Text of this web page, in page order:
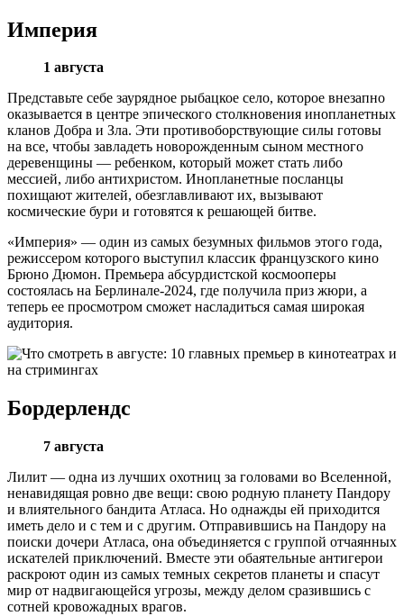
Империя
1 августа
Представьте себе заурядное рыбацкое село, которое внезапно
оказывается в центре эпического столкновения инопланетных
кланов Добра и Зла. Эти противоборствующие силы готовы
на все, чтобы завладеть новорожденным сыном местного
деревенщины — ребенком, который может стать либо
мессией, либо антихристом. Инопланетные посланцы
похищают жителей, обезглавливают их, вызывают
космические бури и готовятся к решающей битве.
«Империя» — один из самых безумных фильмов этого года,
режиссером которого выступил классик французского кино
Брюно Дюмон. Премьера абсурдистской космооперы
состоялась на Берлинале-2024, где получила приз жюри, а
теперь ее просмотром сможет насладиться самая широкая
аудитория.
Бордерлендс
7 августа
Лилит — одна из лучших охотниц за головами во Вселенной,
ненавидящая ровно две вещи: свою родную планету Пандору
и влиятельного бандита Атласа. Но однажды ей приходится
иметь дело и с тем и с другим. Отправившись на Пандору на
поиски дочери Атласа, она объединяется с группой отчаянных
искателей приключений. Вместе эти обаятельные антигерои
раскроют один из самых темных секретов планеты и спасут
мир от надвигающейся угрозы, между делом сразившись с
сотней кровожадных врагов.